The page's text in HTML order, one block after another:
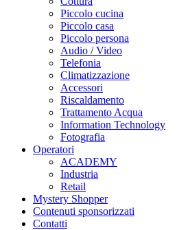
Piccolo cucina
Piccolo casa
Piccolo persona
Audio / Video
Telefonia
Climatizzazione
Accessori
Riscaldamento
Trattamento Acqua
Information Technology
Fotografia
Operatori
ACADEMY
Industria
Retail
Mystery Shopper
Contenuti sponsorizzati
Contatti